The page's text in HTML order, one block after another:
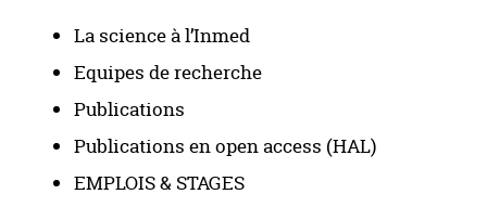
La science à l’Inmed
Equipes de recherche
Publications
Publications en open access (HAL)
EMPLOIS & STAGES